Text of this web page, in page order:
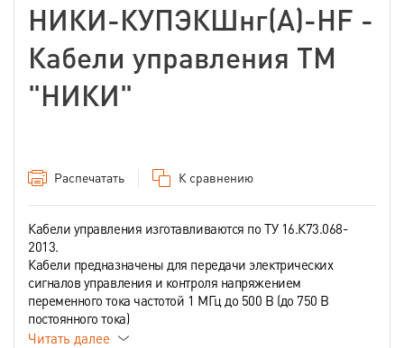
НИКИ-КУПЭКШнг(А)-HF -
Кабели управления ТМ
"НИКИ"
Распечатать К сравнению
Кабели управления изготавливаются по ТУ 16.К73.068-
2013.
Кабели предназначены для передачи электрических
сигналов управления и контроля напряжением
переменного тока частотой 1 МГц до 500 В (до 750 В
постоянного тока)
Читать далее